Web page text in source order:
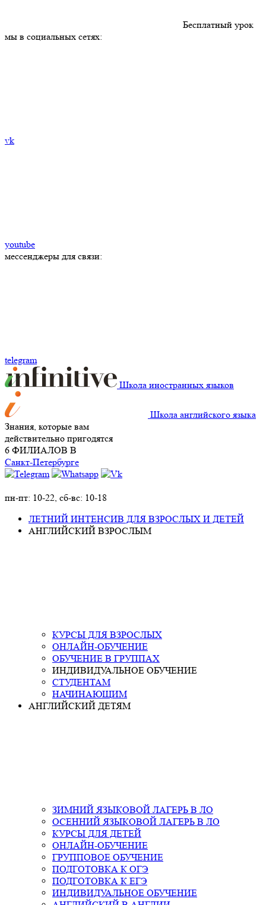
Бесплатный урок
мы в социальных сетях:
vk
youtube
мессенджеры для связи:
telegram
Школа иностранных языков
Школа английского языка
Знания, которые вам
действительно пригодятся
6 ФИЛИАЛОВ В
Санкт-Петербурге
пн-пт: 10-22, сб-вс: 10-18
ЛЕТНИЙ ИНТЕНСИВ ДЛЯ ВЗРОСЛЫХ И ДЕТЕЙ
АНГЛИЙСКИЙ ВЗРОСЛЫМ
КУРСЫ ДЛЯ ВЗРОСЛЫХ
ОНЛАЙН-ОБУЧЕНИЕ
ОБУЧЕНИЕ В ГРУППАХ
ИНДИВИДУАЛЬНОЕ ОБУЧЕНИЕ
СТУДЕНТАМ
НАЧИНАЮЩИМ
АНГЛИЙСКИЙ ДЕТЯМ
ЗИМНИЙ ЯЗЫКОВОЙ ЛАГЕРЬ В ЛО
ОСЕННИЙ ЯЗЫКОВОЙ ЛАГЕРЬ В ЛО
КУРСЫ ДЛЯ ДЕТЕЙ
ОНЛАЙН-ОБУЧЕНИЕ
ГРУППОВОЕ ОБУЧЕНИЕ
ПОДГОТОВКА К ОГЭ
ПОДГОТОВКА К ЕГЭ
ИНДИВИДУАЛЬНОЕ ОБУЧЕНИЕ